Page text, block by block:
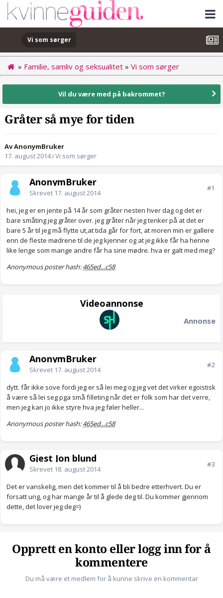
Vi som sørger
» Familie, samliv og seksualitet » Vi som sørger
Vil du være med på bakrommet?
Gråter så mye for tiden
Av AnonymBruker
17. august 2014i Vi som sørger
AnonymBruker
Skrevet 17. august 2014
#1
hei, jeg er en jente på 14 år som gråter nesten hver dag og det er
bare småting jeg gråter over. jeg gråter når jeg tenker på at det er
bare 5 år til jeg må flytte ut,at tida går for fort, at moren min er gallere
enn de fleste mødrene til de jeg kjenner og at jeg ikke får ha henne
like lenge som mange andre får ha sine mødre. hva er galt med meg?
Anonymous poster hash:465ed...c58
Videoannonse
Annonse
AnonymBruker
Skrevet 17. august 2014
#2
dytt. får ikke sove fordi jeg er så lei meg og jeg vet det virker egoistisk
å være så lei seg pga små filleting når det er folk som har det verre,
men jeg kan jo ikke styre hva jeg føler heller...
Anonymous poster hash:465ed...c58
Gjest Jon blund
Skrevet 18. august 2014
#3
Det er vanskelig, men det kommer til å bli bedre etterhvert. Du er
forsatt ung, og har mange år til å glede deg til. Du kommer gjennom
dette, det lover jeg deg=)
Opprett en konto eller logg inn for å
kommentere
Du må være et medlem for å kunne skrive en kommentar